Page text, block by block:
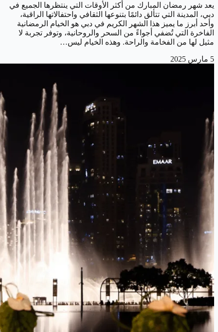
يعد شهر رمضان المبارك من أكثر الأوقات التي ينتظرها الجميع في
دبي، المدينة التي تتألق دائمًا بتنوعها الثقافي واحتفالاتها الراقية،
وأحد أبرز ما يميز هذا الشهر الكريم في دبي هو الخيام الرمضانية
الفاخرة التي تُضفي أجواءً من السحر والروحانية، وتوفر تجربة لا
مثيل لها من الفخامة والراحة. وهذه الخيام ليس…
5 مارس 2025